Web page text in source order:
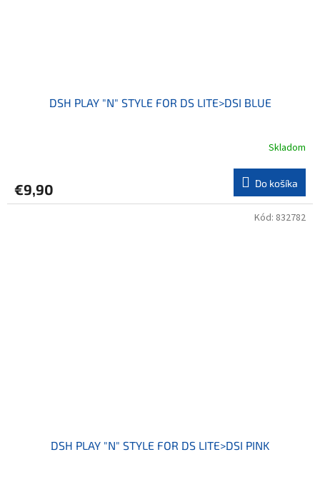
DSH PLAY "N" STYLE FOR DS LITE>DSI BLUE
Skladom
€9,90 Do košíka
DSH PLAY "N" STYLE FOR DS LITE>DSI PINK
Kód: 832782